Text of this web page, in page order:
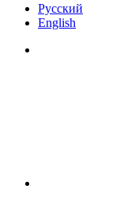
Русский
English